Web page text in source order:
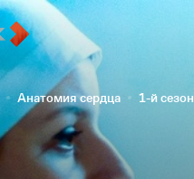
Анатомия сердца 1-й сезон